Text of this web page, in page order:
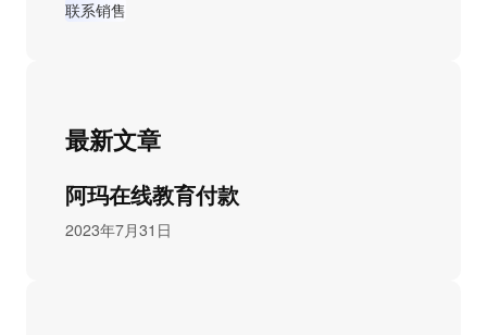
联系销售
最新文章
阿玛在线教育付款
2023年7月31日